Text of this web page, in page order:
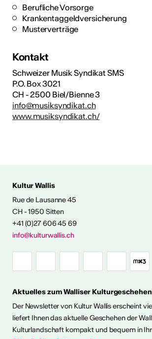
Berufliche Vorsorge
Krankentaggeldversicherung
Musterverträge
Kontakt
Schweizer Musik Syndikat SMS
P.O. Box 3021
CH - 2500 Biel/Bienne 3
info@musiksyndikat.ch
www.musiksyndikat.ch/
Kultur Wallis
Rue de Lausanne 45
CH - 1950 Sitten
+41 (0)27 606 45 69
info@kulturwallis.ch
Aktuelles zum Walliser
Der Newsletter von Kultur Wallis erscheint
liefert Ihnen das aktuelle Geschehen der
Kulturlandschaft kompakt und bequem in